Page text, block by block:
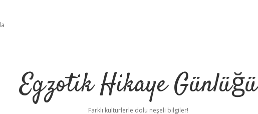
Egzotik Hikaye Günlüğü
Farklı kültürlerle dolu neşeli bilgiler!